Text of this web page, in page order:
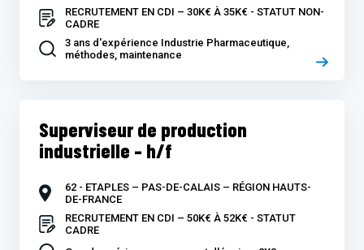
RECRUTEMENT EN CDI – 30K€ À 35K€ - STATUT NON-
CADRE
3 ans d'expérience Industrie Pharmaceutique,
méthodes, maintenance
Superviseur de production
industrielle – h/f
62 - ETAPLES – PAS-DE-CALAIS – RÉGION HAUTS-
DE-FRANCE
RECRUTEMENT EN CDI – 50K€ À 52K€ - STATUT
CADRE